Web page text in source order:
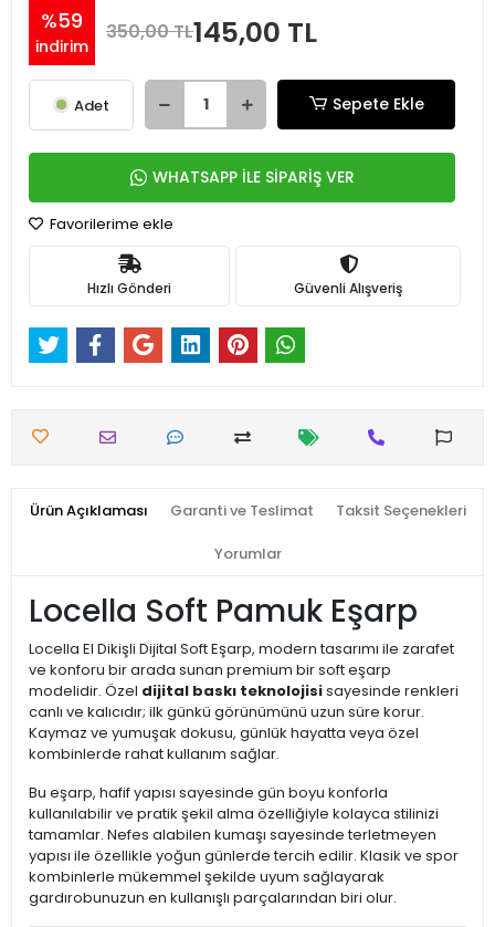
%59
indirim
350,00 TL145,00 TL
Adet Sepete Ekle
WHATSAPP İLE SİPARİŞ VER
Favorilerime ekle
Hızlı Gönderi Güvenli Alışveriş
Ürün Açıklaması Garanti ve Teslimat Taksit Seçenekleri
Yorumlar
Locella Soft Pamuk Eşarp
Locella El Dikişli Dijital Soft Eşarp, modern tasarımı ile zarafet
ve konforu bir arada sunan premium bir soft eşarp
modelidir. Özel dijital baskı teknolojisisayesinde renkleri
canlı ve kalıcıdır; ilk günkü görünümünü uzun süre korur.
Kaymaz ve yumuşak dokusu, günlük hayatta veya özel
kombinlerde rahat kullanım sağlar.
Bu eşarp, hafif yapısı sayesinde gün boyu konforla
kullanılabilir ve pratik şekil alma özelliğiyle kolayca stilinizi
tamamlar. Nefes alabilen kumaşı sayesinde terletmeyen
yapısı ile özellikle yoğun günlerde tercih edilir. Klasik ve spor
kombinlerle mükemmel şekilde uyum sağlayarak
gardırobunuzun en kullanışlı parçalarından biri olur.